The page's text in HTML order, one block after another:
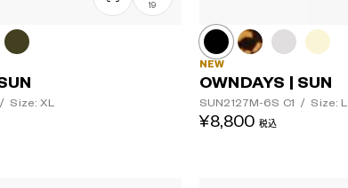
19
/ Size: XL
NEW
OWNDAYS | SUN
SUN2127M-6S C1 / Size: L
¥8,800 税込